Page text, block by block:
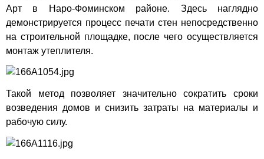
Арт в Наро-Фоминском районе. Здесь наглядно
демонстрируется процесс печати стен непосредственно
на строительной площадке, после чего осуществляется
монтаж утеплителя.
Такой метод позволяет значительно сократить сроки
возведения домов и снизить затраты на материалы и
рабочую силу.